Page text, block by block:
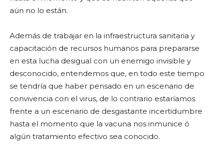
aún no lo están.
Además de trabajar en la infraestructura sanitaria y
capacitación de recursos humanos para prepararse
en esta lucha desigual con un enemigo invisible y
desconocido, entendemos que, en todo este tiempo
se tendría que haber pensado en un escenario de
convivencia con el virus, de lo contrario estaríamos
frente a un escenario de desgastante incertidumbre
hasta el momento que la vacuna nos inmunice ó
algún tratamiento efectivo sea conocido.